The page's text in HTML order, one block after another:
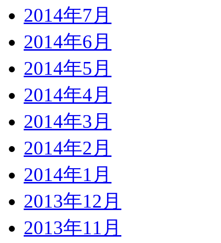
2014年7月
2014年6月
2014年5月
2014年4月
2014年3月
2014年2月
2014年1月
2013年12月
2013年11月